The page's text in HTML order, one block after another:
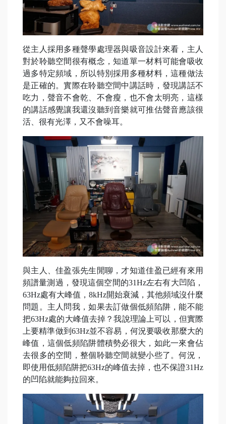
從主人採用多種聲學處理器與吸音設計來看，主人
對於聆聽空間很有概念，知道單一材料可能會吸收
過多特定頻域，所以特別採用多種材料，這種做法
是正確的。實際在聆聽空間中講話時，發現講話不
吃力，聲音不會乾、不會瘦，也不會太明亮，這樣
的講話感覺讓我還沒聽到音樂就可推估聲音應該很
活、很有光澤，又不會噪耳。
與主人、佳盈張先生閒聊，才知道佳盈已經有來用
頻譜量測過，發現這個空間的31Hz左右有大凹陷，
63Hz處有大峰值，8kHz開始衰減，其他頻域沒什麼
問題。主人問我，如果去訂做個低頻陷阱，能不能
把63Hz處的大峰值去掉？我說理論上可以，但實際
上要精準做到63Hz並不容易，何況要吸收那麼大的
峰值，這個低頻陷阱體積勢必很大，如此一來會佔
去很多的空間，整個聆聽空間就變小些了。何況，
即使用低頻陷阱把63Hz的峰值去掉，也不保證31Hz
的凹陷就能夠拉回來。